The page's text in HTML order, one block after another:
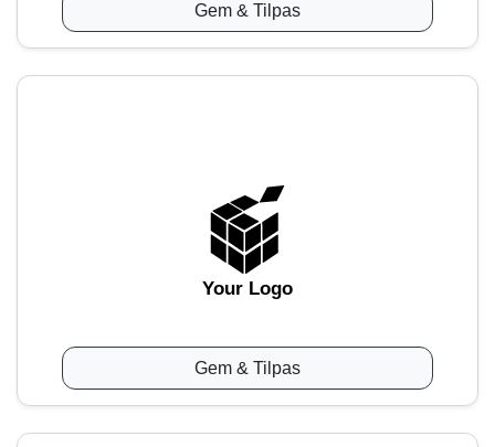
Gem & Tilpas
Your Logo
Gem & Tilpas